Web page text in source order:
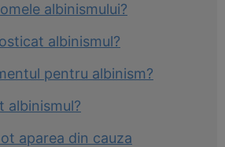
albinismului?
albinismul?
pentru albinism?
albinismul?
aparea din cauza